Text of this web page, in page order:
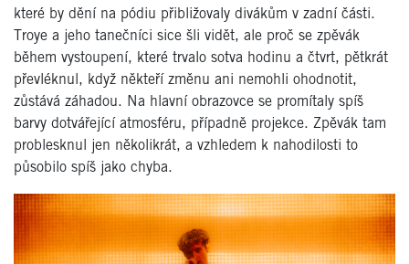
které by dění na pódiu přibližovaly divákům v zadní části.
Troye a jeho tanečníci sice šli vidět, ale proč se zpěvák
během vystoupení, které trvalo sotva hodinu a čtvrt, pětkrát
převléknul, když někteří změnu ani nemohli ohodnotit,
zůstává záhadou. Na hlavní obrazovce se promítaly spíš
barvy dotvářející atmosféru, případně projekce. Zpěvák tam
problesknul jen několikrát, a vzhledem k nahodilosti to
působilo spíš jako chyba.